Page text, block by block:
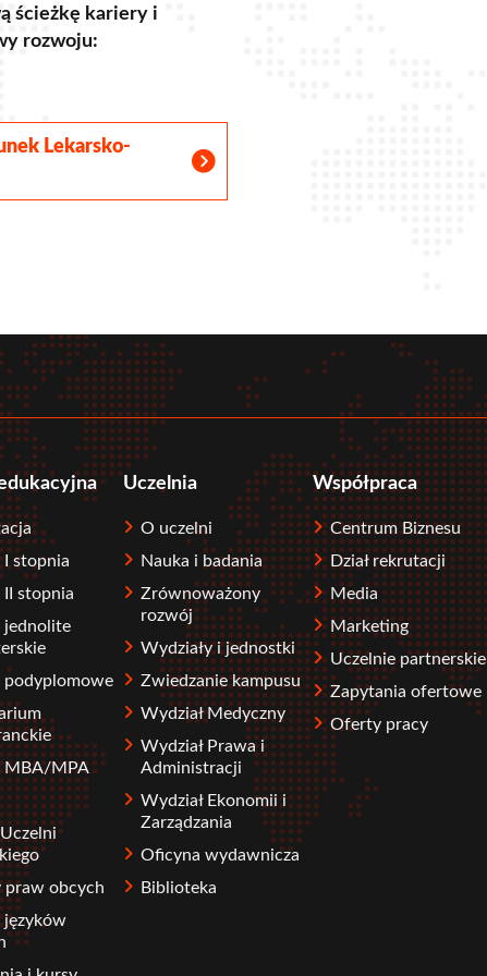
ścieżkę kariery i
rozwoju:
Lekarsko-
I stopnia
II stopnia
jednolite
podyplomowe
MBA/MPA
praw obcych
języków
Uczelnia
O uczelni
Nauka i badania
Zrównoważony
rozwój
Wydziały i jednostki
Zwiedzanie kampusu
Wydział Medyczny
Wydział Prawa i
Administracji
Wydział Ekonomii i
Zarządzania
Oficyna wydawnicza
Biblioteka
Współpraca
Centrum Biznesu
Dział rekrutacji
Media
Marketing
Uczelnie partnerskie
Zapytania ofertowe
Oferty pracy